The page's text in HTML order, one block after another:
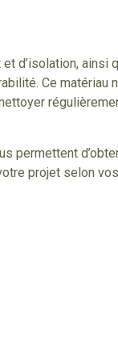
d’isolation, ainsi
Ce matériau
permettent
projet selon